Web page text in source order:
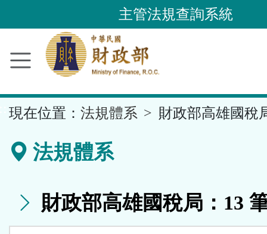
到
要
容
區
主管法規查詢系統
現在位置： 法規體系 財政部高雄國稅
法規體系
財政部高雄國稅局：13